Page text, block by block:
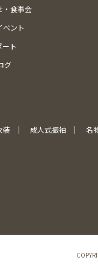
・食事会
ベント
ト
グ
装 成人式振袖 名